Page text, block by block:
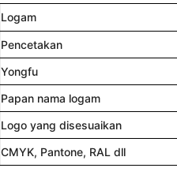
Logam
Pencetakan
Yongfu
Papan nama logam
Logo yang disesuaikan
CMYK, Pantone, RAL dll